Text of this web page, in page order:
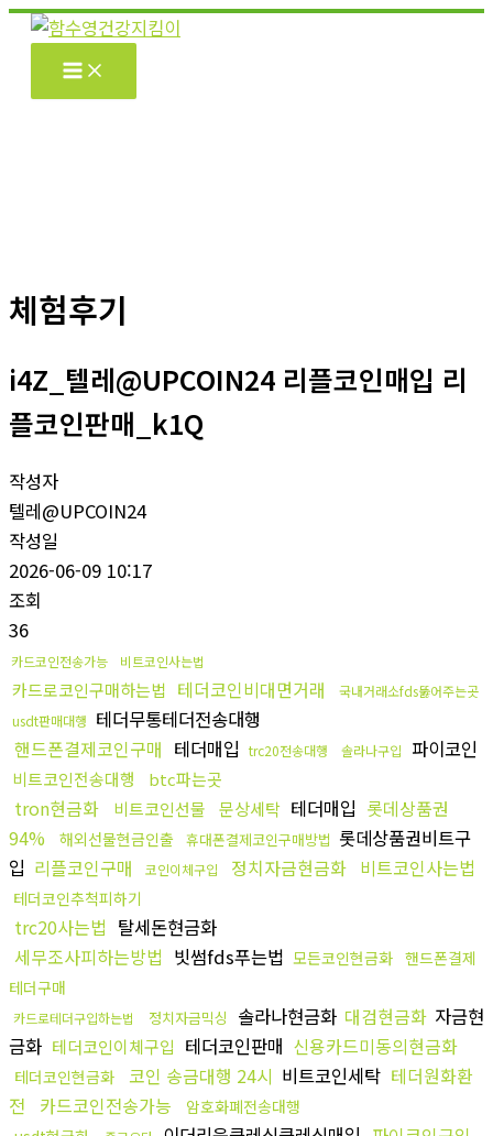
콘
체험후기
i4Z_텔레@UPCOIN24 리플코인매입 리
플코인판매_k1Q
작성자
텔레@UPCOIN24
작성일
2026-06-09 10:17
조회
36
카드코인전송가능 비트코인사는법
카드로코인구매하는법 테더코인비대면거래
국내거래소fds뚫어주는곳
usdt판매대행 테더무통테더전송대행
핸드폰결제코인구매 테더매입 trc20전송대행 솔라나구입 파이코인
비트코인전송대행 btc파는곳
tron현금화 비트코인선물 문상세탁 테더매입 롯데상품권
94%
해외선물현금인출 휴대폰결제코인구매방법 롯데상품권비트구
입 리플코인구매 코인이체구입 정치자금현금화 비트코인사는법
테더코인추척피하기
trc20사는법 탈세돈현금화
세무조사피하는방법 빗썸fds푸는법 모든코인현금화 핸드폰결제
테더구매
카드로테더구입하는법 정치자금믹싱 솔라나현금화 대검현금화 자금현
금화 테더코인이체구입 테더코인판매 신용카드미동의현금화
테더코인현금화 코인 송금대행 24시 비트코인세탁 테더원화환
전
카드코인전송가능
암호화폐전송대행